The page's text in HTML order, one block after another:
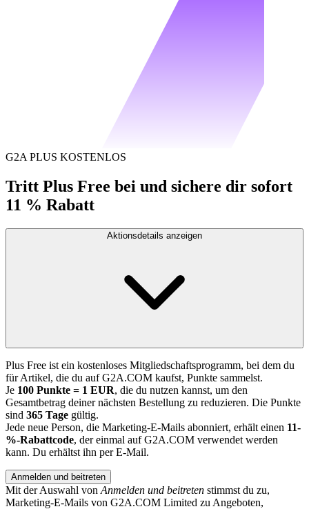
G2A PLUS KOSTENLOS
Tritt Plus Free bei und sichere dir sofort
11 % Rabatt
Aktionsdetails anzeigen
Plus Free ist ein kostenloses Mitgliedschaftsprogramm, bei dem du
für Artikel, die du auf G2A.COM kaufst, Punkte sammelst.
Je 100 Punkte = 1 EUR, die du nutzen kannst, um den
Gesamtbetrag deiner nächsten Bestellung zu reduzieren. Die Punkte
sind 365 Tage gültig.
Jede neue Person, die Marketing-E-Mails abonniert, erhält einen 11-
%-Rabattcode, der einmal auf G2A.COM verwendet werden
kann. Du erhältst ihn per E-Mail.
Anmelden und beitreten
Mit der Auswahl von Anmelden und beitreten stimmst du zu,
Marketing-E-Mails von G2A.COM Limited zu Angeboten,